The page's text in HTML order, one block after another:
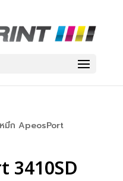
มึก ApeosPort
3410SD